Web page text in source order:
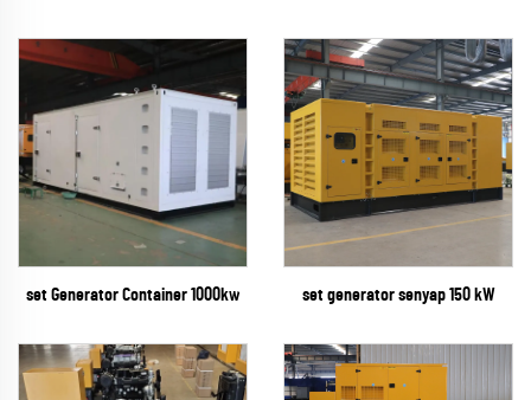
set Generator Container 1000kw set generator senyap 150 kW